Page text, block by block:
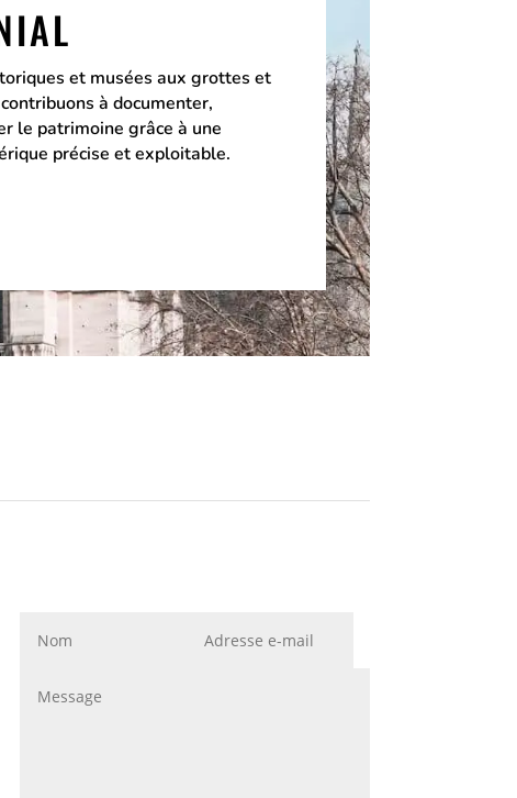
et musées aux grottes et
à documenter,
le patrimoine grâce à une
précise et exploitable.